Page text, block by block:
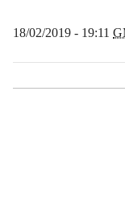
18/02/2019 - 19:11